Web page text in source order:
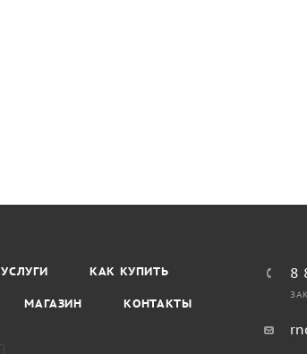
УСЛУГИ КАК КУПИТЬ
МАГАЗИН КОНТАКТЫ
8